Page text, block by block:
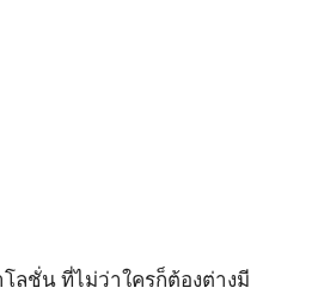
ลชั่น ที่ไม่ว่าใครก็ต้องต่างมี